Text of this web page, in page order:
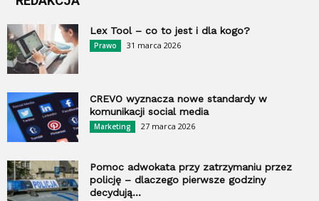
Lex Tool – co to jest i dla kogo?
Prawo 31 marca 2026
CREVO wyznacza nowe standardy w
komunikacji social media
Marketing 27 marca 2026
Pomoc adwokata przy zatrzymaniu przez
policję – dlaczego pierwsze godziny
decydują...